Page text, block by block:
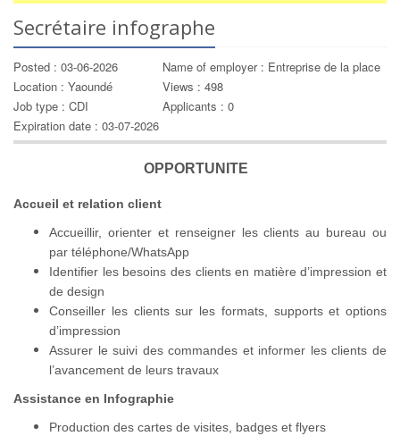
Secrétaire infographe
Posted : 03-06-2026
Name of employer : Entreprise de la place
Location : Yaoundé
Views : 498
Job type : CDI
Applicants : 0
Expiration date : 03-07-2026
OPPORTUNITE
Accueil et relation client
Accueillir, orienter et renseigner les clients au bureau ou
par téléphone/WhatsApp
Identifier les besoins des clients en matière d’impression et
de design
Conseiller les clients sur les formats, supports et options
d’impression
Assurer le suivi des commandes et informer les clients de
l’avancement de leurs travaux
Assistance en Infographie
Production des cartes de visites, badges et flyers